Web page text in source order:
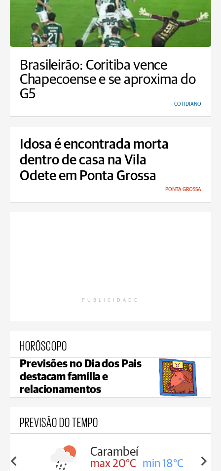
Brasileirão: Coritiba vence
Chapecoense e se aproxima do
G5
COTIDIANO
Idosa é encontrada morta
dentro de casa na Vila
Odete em Ponta Grossa
PONTA GROSSA
PUBLICIDADE
HORÓSCOPO
Previsões no Dia dos Pais
destacam família e
relacionamentos
PREVISÃO DO TEMPO
18°C
Carambeí
max 20°C min 18°C